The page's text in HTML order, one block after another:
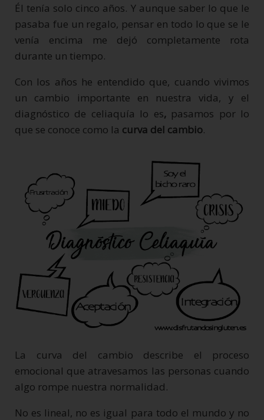
Él tenía solo cinco años. Y aunque saber lo que le
pasaba fue un regalo, pensar en todo lo que se le
venía encima me dejó completamente rota
durante un tiempo.
Con los años he entendido que, cuando vivimos
un cambio importante en nuestra vida, y el
diagnóstico de celiaquía lo es, pasamos por lo
que se conoce como la curva del cambio.
La curva del cambio describe el proceso
emocional que atravesamos las personas cuando
algo rompe nuestra normalidad.
No es lineal, no es igual para todo el mundo y no